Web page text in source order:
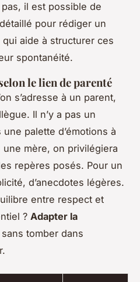
il est possible de
pour rédiger un
qui aide à structurer ces
spontanéité.
le lien de parenté
s’adresse à un parent,
Il n’y a pas un
palette d’émotions à
mère, on privilégiera
repères posés. Pour un
d’anecdotes légères.
entre respect et
? Adapter la
sans tomber dans